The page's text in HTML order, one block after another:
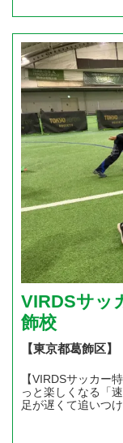
VIRDSサッ
飾校
【東京都葛飾区
【VIRDSサッカ
っと楽しくなる「
足が遅くて追いつ